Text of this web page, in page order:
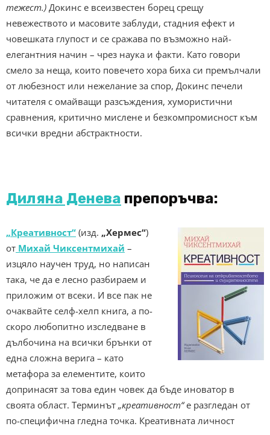
тежест.) Докинс е всеизвестен борец срещу
невежеството и масовите заблуди, стадния ефект и
човешката глупост и се сражава по възможно най-
елегантния начин – чрез наука и факти. Като говори
смело за неща, които повечето хора биха си премълчали
от любезност или нежелание за спор, Докинс печели
читателя с омайващи разсъждения, хумористични
сравнения, критично мислене и безкомпромисност към
всички вредни абстрактности.
Диляна Денева препоръчва:
„Креативност“ (изд. „Хермес“)
от Михай Чиксентмихай –
изцяло научен труд, но написан
така, че да е лесно разбираем и
приложим от всеки. И все пак не
очаквайте селф-хелп книга, а по-
скоро любопитно изследване в
дълбочина на всички брънки от
една сложна верига – като
метафора за елементите, които
допринасят за това един човек да бъде иноватор в
своята област. Терминът „креативност“е разгледан от
по-специфична гледна точка. Креативната личност